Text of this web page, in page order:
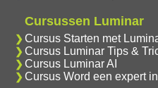
Cursussen Luminar
Cursus Starten met
Cursus Luminar Tips &
Cursus Luminar AI
Cursus Word een expert